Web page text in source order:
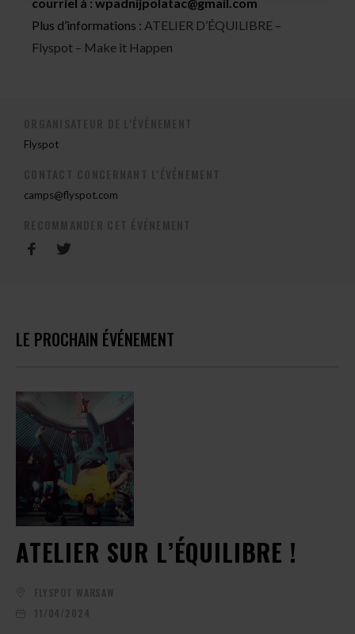
Plus d’informations : ATELIER D’ÉQUILIBRE –
Flyspot – Make it Happen
Flyspot
camps@flyspot.com
LE PROCHAIN ÉVÉNEMENT
ATELIER SUR L’ÉQUILIBRE !
FLYSPOT WARSAW
11/04/2024